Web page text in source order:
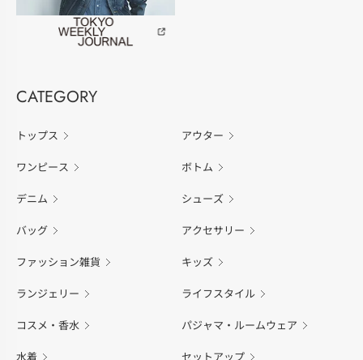
CATEGORY
トップス アウター
ワンピース ボトム
デニム シューズ
バッグ アクセサリー
ファッション雑貨 キッズ
ランジェリー ライフスタイル
コスメ・香水 パジャマ・ルームウェア
水着 セットアップ